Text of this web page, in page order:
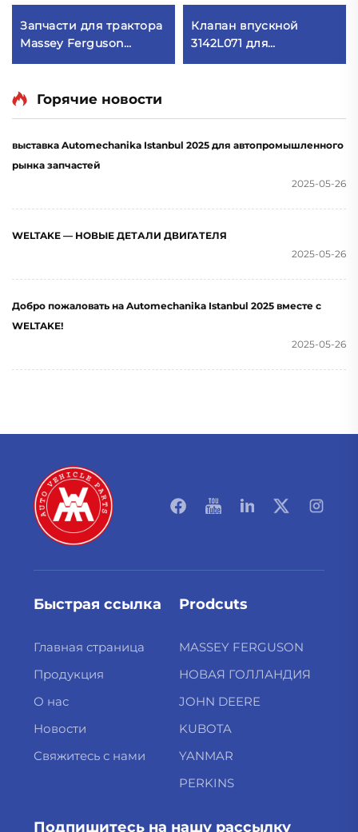
Запчасти для трактора
Massey Ferguson
Набор шатунных
737070M91 B3022
Клапан впускной
3142L071 для
дизельного двигателя
Горячие новости
выставка Automechanika Istanbul 2025 для автопромышленного
рынка запчастей
2025-05-26
WELTAKE — НОВЫЕ ДЕТАЛИ ДВИГАТЕЛЯ
2025-05-26
Добро пожаловать на Automechanika Istanbul 2025 вместе с
WELTAKE!
2025-05-26
Быстрая ссылка
Главная страница
Продукция
О нас
Новости
Свяжитесь с нами
Prodcuts
MASSEY FERGUSON
НОВАЯ ГОЛЛАНДИЯ
JOHN DEERE
KUBOTA
YANMAR
PERKINS
Подпишитесь на нашу рассылку